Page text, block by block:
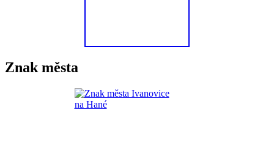
Znak města